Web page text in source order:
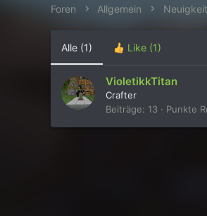
Foren Allgemein
Alle (1) Like (1)
VioletikkTitan
Crafter
Beiträge
13 Punkte